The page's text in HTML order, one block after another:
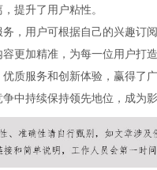
提升了用户粘性。
，用户可根据自己的兴趣订
更加精准，为每一位用户打
质服务和创新体验，赢得了
中持续保持领先地位，成为